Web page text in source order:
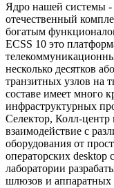
Ядро нашей системы -
отечественный
богатым
ECSS 10 это
несколько десятков
транзитных узлов на
составе имеет много
инфраструктурных
Селектор, Колл-
взаимодействие с
оборудования от
операторских desktop
лаборатории
шлюзов и аппаратных